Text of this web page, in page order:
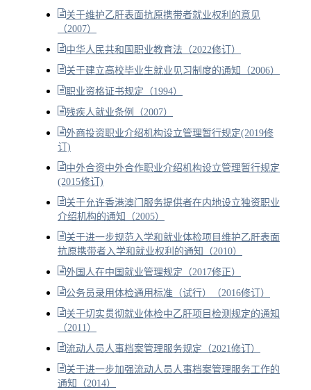
关于维护乙肝表面抗原携带者就业权利的意见
（2007）
中华人民共和国职业教育法（2022修订）
关于建立高校毕业生就业见习制度的通知（2006）
职业资格证书规定（1994）
残疾人就业条例（2007）
外商投资职业介绍机构设立管理暂行规定(2019修
订)
中外合资中外合作职业介绍机构设立管理暂行规定
(2015修订)
关于允许香港澳门服务提供者在内地设立独资职业
介绍机构的通知（2005）
关于进一步规范入学和就业体检项目维护乙肝表面
抗原携带者入学和就业权利的通知（2010）
外国人在中国就业管理规定（2017修正）
公务员录用体检通用标准（试行）（2016修订）
关于切实贯彻就业体检中乙肝项目检测规定的通知
（2011）
流动人员人事档案管理服务规定（2021修订）
关于进一步加强流动人员人事档案管理服务工作的
通知（2014）